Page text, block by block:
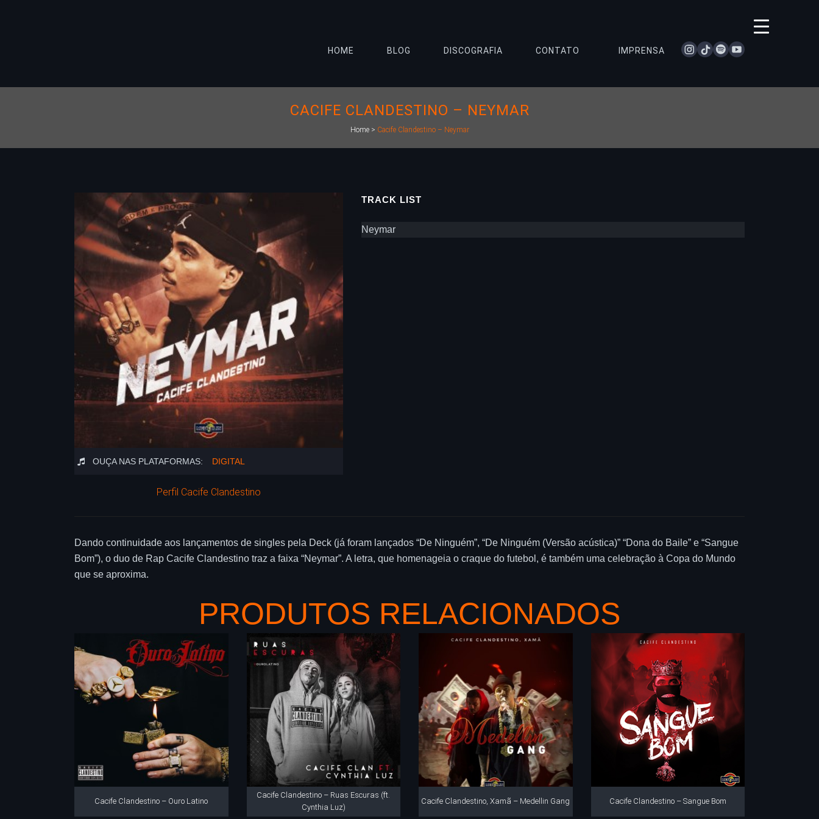
instagram
tiktokspotifyyoutube
HOME BLOG DISCOGRAFIA CONTATO IMPRENSA
CACIFE CLANDESTINO – NEYMAR
Home> Cacife Clandestino – Neymar
OUÇA NAS PLATAFORMAS: DIGITAL
Perfil Cacife Clandestino
TRACK LIST
Neymar
Dando continuidade aos lançamentos de singles pela Deck (já foram lançados “De Ninguém”, “De Ninguém (Versão acústica)” “Dona do Baile” e “Sangue
Bom”), o duo de Rap Cacife Clandestino traz a faixa “Neymar”. A letra, que homenageia o craque do futebol, é também uma celebração à Copa do Mundo
que se aproxima.
PRODUTOS RELACIONADOS
Cacife Clandestino – Ouro Latino
Cacife Clandestino – Ruas Escuras (ft.
Cynthia Luz)
Cacife Clandestino, Xamã – Medellin Gang Cacife Clandestino – Sangue Bom